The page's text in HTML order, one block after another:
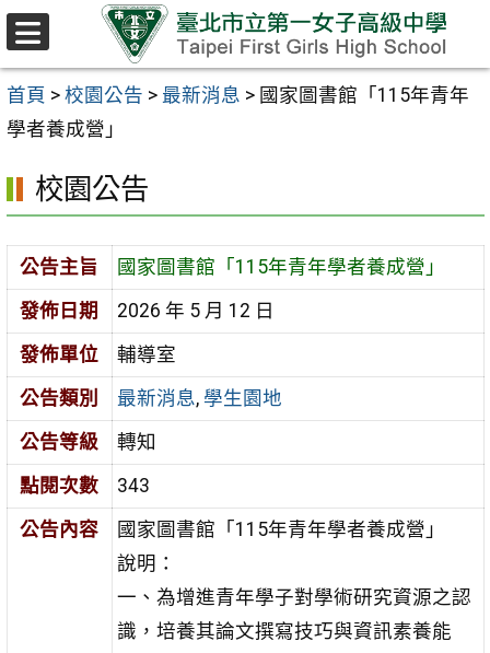
跳至主要內容區
首頁 > 校園公告 > 最新消息 > 國家圖書館「115年青年
學者養成營」
校園公告
公告主旨
國家圖書館「115年青年學者養成營」
發佈日期
2026 年 5 月 12 日
發佈單位
輔導室
公告類別
最新消息, 學生園地
公告等級
轉知
點閱次數
343
公告內容
國家圖書館「115年青年學者養成營」
說明：
一、為增進青年學子對學術研究資源之認
識，培養其論文撰寫技巧與資訊素養能
選
單